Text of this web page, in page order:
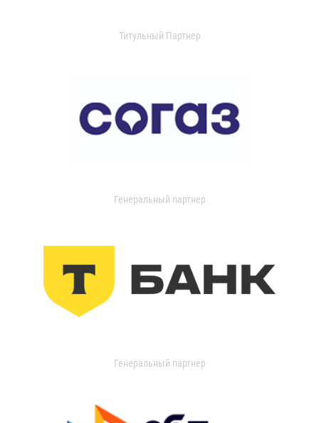
Титульный Партнер
Генеральный партнер
Генеральный партнер